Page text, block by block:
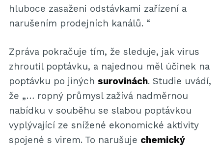
hluboce zasaženi odstávkami zařízení a
narušením prodejních kanálů. “
Zpráva pokračuje tím, že sleduje, jak virus
zhroutil poptávku, a najednou měl účinek na
poptávku po jiných surovinách. Studie uvádí,
že „… ropný průmysl zažívá nadměrnou
nabídku v souběhu se slabou poptávkou
vyplývající ze snížené ekonomické aktivity
spojené s virem. To narušuje chemický